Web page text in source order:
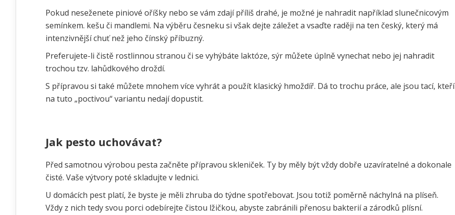
Pokud neseženete piniové oříšky nebo se vám zdají příliš drahé, je možné je nahradit například slunečnicovým
semínkem. kešu či mandlemi. Na výběru česneku si však dejte záležet a vsaďte raději na ten český, který má
intenzivnější chuť než jeho čínský příbuzný.
Preferujete-li čistě rostlinnou stranou či se vyhýbáte laktóze, sýr můžete úplně vynechat nebo jej nahradit
trochou tzv. lahůdkového droždí.
S přípravou si také můžete mnohem více vyhrát a použít klasický hmoždíř. Dá to trochu práce, ale jsou tací, kteří
na tuto „poctivou“ variantu nedají dopustit.
Jak pesto uchovávat?
Před samotnou výrobou pesta začněte přípravou skleniček. Ty by měly být vždy dobře uzavíratelné a dokonale
čisté. Vaše výtvory poté skladujte v lednici.
U domácích pest platí, že byste je měli zhruba do týdne spotřebovat. Jsou totiž poměrně náchylná na plíseň.
Vždy z nich tedy svou porci odebírejte čistou lžičkou, abyste zabránili přenosu bakterií a zárodků plísní.